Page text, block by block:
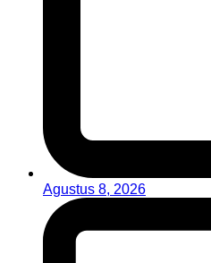
Agustus 8, 2026